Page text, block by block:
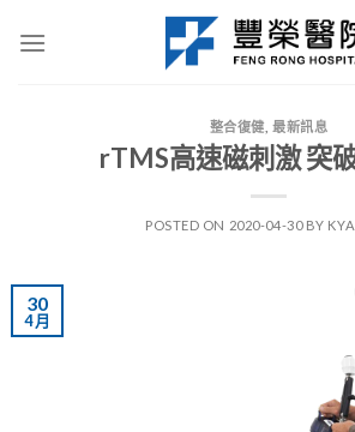
整合復健 ,最新訊息
rTMS高速磁刺激 突破
POSTED ON 2020-04-30BY
30
4 月